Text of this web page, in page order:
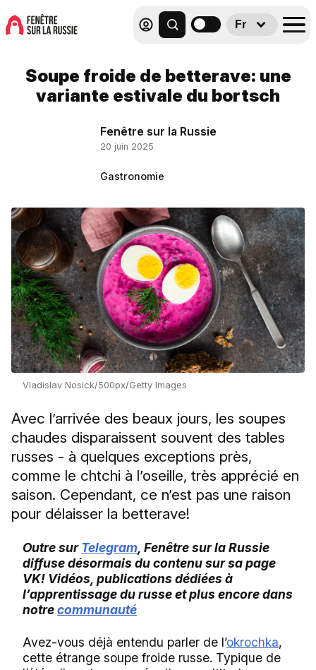
Fr
Soupe froide de betterave: une
variante estivale du bortsch
Fenêtre sur la Russie
20 juin 2025
Gastronomie
Vladislav Nosick/500px/Getty Images
Avec l’arrivée des beaux jours, les soupes
chaudes disparaissent souvent des tables
russes - à quelques exceptions près,
comme le chtchi à l’oseille, très apprécié en
saison. Cependant, ce n’est pas une raison
pour délaisser la betterave!
Outre surTelegram , Fenêtre sur la Russie
diffuse désormais du contenu sur sa page
VK! Vidéos, publications dédiées à
l’apprentissage du russe et plus encore dans
notrecommunauté
Avez-vous déjà entendu parler de l’okrochka,
cette étrange soupe froide russe. Typique de